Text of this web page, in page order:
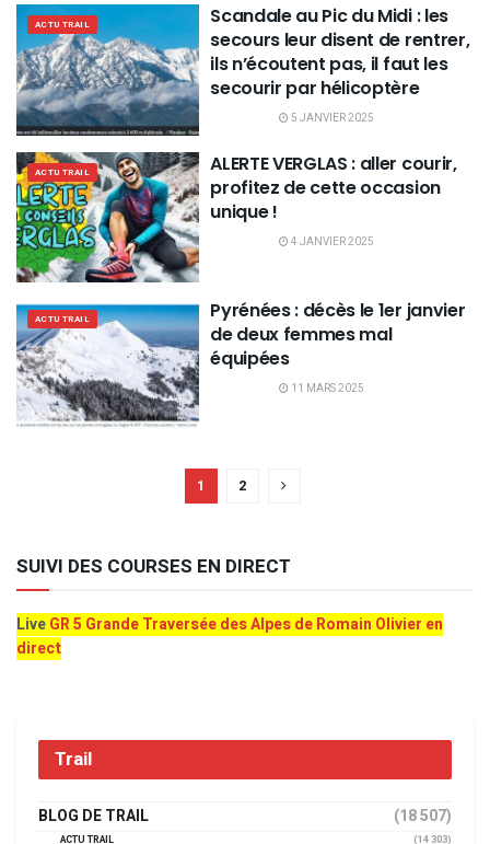
ACTU TRAIL
Scandale au Pic du Midi : les
secours leur disent de rentrer,
ils n’écoutent pas, il faut les
secourir par hélicoptère
5 JANVIER 2025
ACTU TRAIL
ALERTE VERGLAS : aller courir,
profitez de cette occasion
unique !
4 JANVIER 2025
ACTU TRAIL
Pyrénées : décès le 1er janvier
de deux femmes mal
équipées
11 MARS 2025
1 2
SUIVI DES COURSES EN DIRECT
LiveGR 5 Grande Traversée des Alpes de Romain Olivier en
direct
Trail
BLOG DE TRAIL (18 507)
ACTU TRAIL
(14 303)